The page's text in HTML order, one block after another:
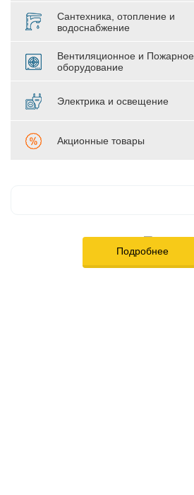
Сантехника, отопление и
водоснабжение
Вентиляционное и Пожарное
оборудование
Электрика и освещение
Акционные товары
Подробнее